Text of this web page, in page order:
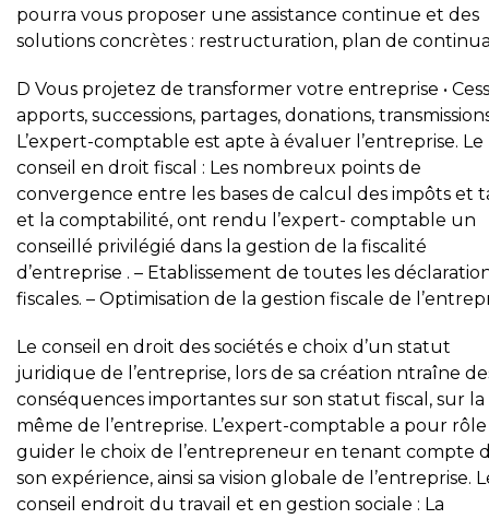
pourra vous proposer une assistance continue et des
solutions concrètes : restructuration, plan de
D Vous projetez de transformer votre entreprise •
apports, successions, partages, donations,
L’expert-comptable est apte à évaluer l’entreprise. Le
conseil en droit fiscal : Les nombreux points de
convergence entre les bases de calcul des impôts et
et la comptabilité, ont rendu l’expert- comptable un
conseillé privilégié dans la gestion de la fiscalité
d’entreprise . – Etablissement de toutes les
fiscales. – Optimisation de la gestion fiscale de
Le conseil en droit des sociétés e choix d’un statut
juridique de l’entreprise, lors de sa création ntraîne
conséquences importantes sur son statut fiscal, sur la
même de l’entreprise. L’expert-comptable a pour
guider le choix de l’entrepreneur en tenant compte
son expérience, ainsi sa vision globale de l’entreprise.
conseil endroit du travail et en gestion sociale : La